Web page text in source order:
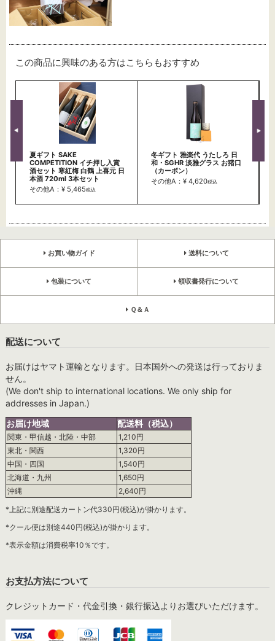
この商品に興味のある方はこちらもおすすめ
夏ギフト SAKE
COMPETITION イチ押し入賞
酒セット 寒紅梅 白鶴 上喜元 日
本酒 720ml 3本セット
その他A：¥ 5,465税込
冬ギフト 雅楽代 うたしろ 日
和・SGHR 淡雅グラス お猪口
（カーボン）
その他A：¥ 4,620税込
お買い物ガイド 送料について
包装について 領収書発行について
Ｑ＆Ａ
配送について
お届けはヤマト運輸となります。日本国外への発送は行っておりま
せん。
(We don't ship to international locations. We only ship for
addresses in Japan.)
お届け地域
配送料（税込）
関東・甲信越・北陸・中部
1,210円
東北・関西
1,320円
中国・四国
1,540円
北海道・九州
1,650円
沖縄
2,640円
*上記に別途配送カートン代330円(税込)が掛かります。
*クール便は別途440円(税込)が掛かります。
*表示金額は消費税率10％です。
お支払方法について
クレジットカード・代金引換・銀行振込よりお選びいただけます。